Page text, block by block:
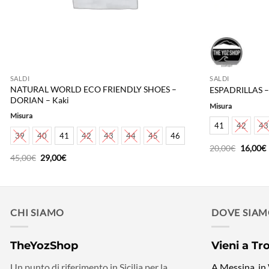
SALDI
NATURAL WORLD ECO FRIENDLY SHOES –
DORIAN – Kaki
Misura
39 40 41 42 43 44 45 46
45,00€ Il
prezzo
29,00€Il
SALDI
ESPADRILLAS
Misura
41 42 43
20,00€ Il
prezzo
16,00€Il
CHI SIAMO
TheYozShop
DOVE
Vieni a